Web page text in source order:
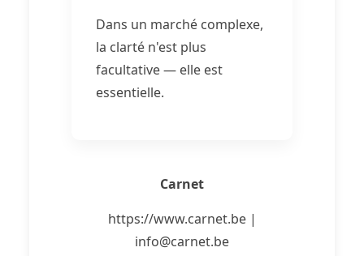
Dans un marché complexe,
la clarté n'est plus
facultative — elle est
essentielle.
Carnet
https://www.carnet.be |
info@carnet.be